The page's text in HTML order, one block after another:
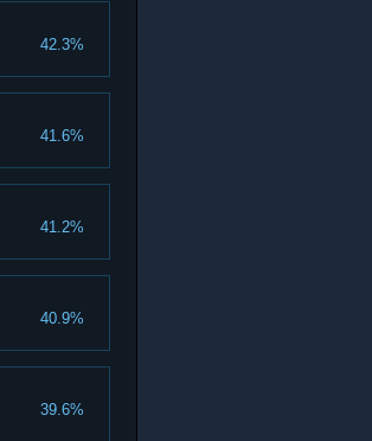
42.3%
41.6%
41.2%
40.9%
39.6%